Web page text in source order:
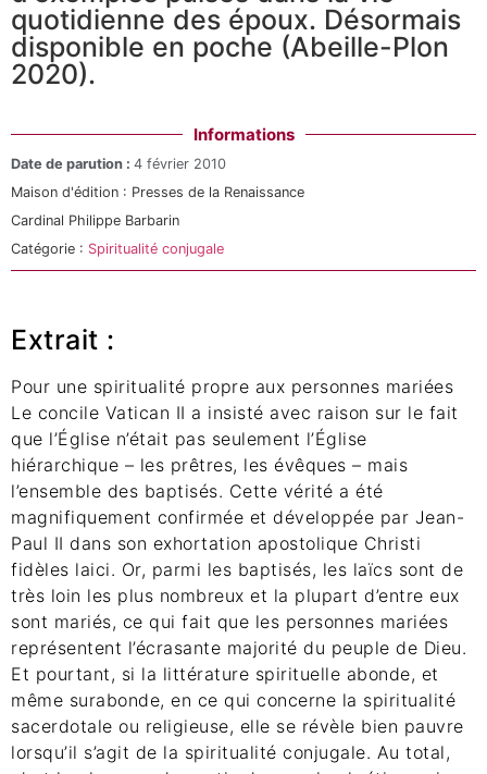
quotidienne des époux. Désormais
disponible en poche (Abeille-Plon
2020).
Informations
Date de parution : 4 février 2010
Maison d'édition : Presses de la Renaissance
Cardinal Philippe Barbarin
Catégorie : Spiritualité conjugale
Extrait :
Pour une spiritualité propre aux personnes mariées
Le concile Vatican II a insisté avec raison sur le fait
que l’Église n’était pas seulement l’Église
hiérarchique – les prêtres, les évêques – mais
l’ensemble des baptisés. Cette vérité a été
magnifiquement confirmée et développée par Jean-
Paul II dans son exhortation apostolique Christi
fidèles laici. Or, parmi les baptisés, les laïcs sont de
très loin les plus nombreux et la plupart d’entre eux
sont mariés, ce qui fait que les personnes mariées
représentent l’écrasante majorité du peuple de Dieu.
Et pourtant, si la littérature spirituelle abonde, et
même surabonde, en ce qui concerne la spiritualité
sacerdotale ou religieuse, elle se révèle bien pauvre
lorsqu’il s’agit de la spiritualité conjugale. Au total,